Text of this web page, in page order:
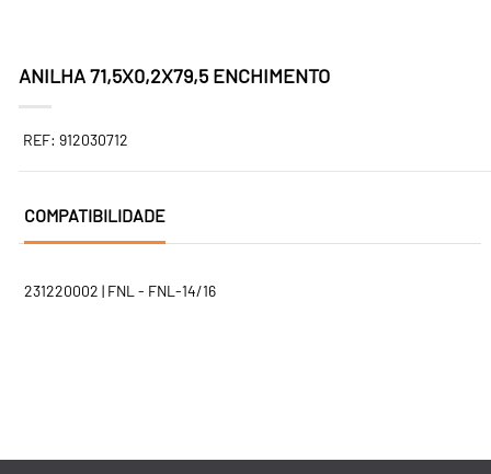
ANILHA 71,5X0,2X79,5 ENCHIMENTO
REF: 912030712
COMPATIBILIDADE
231220002 | FNL - FNL-14/16